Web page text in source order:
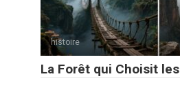
histoire
La Forêt qui Choisit